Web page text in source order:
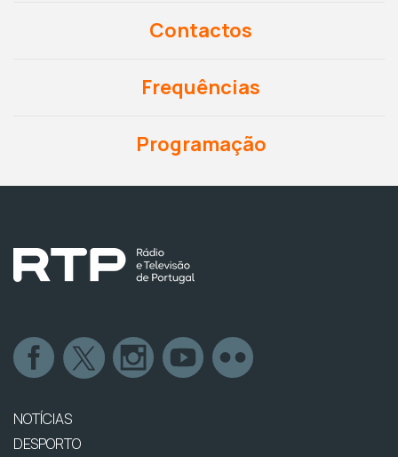
Contactos
Frequências
Programação
NOTÍCIAS
DESPORTO